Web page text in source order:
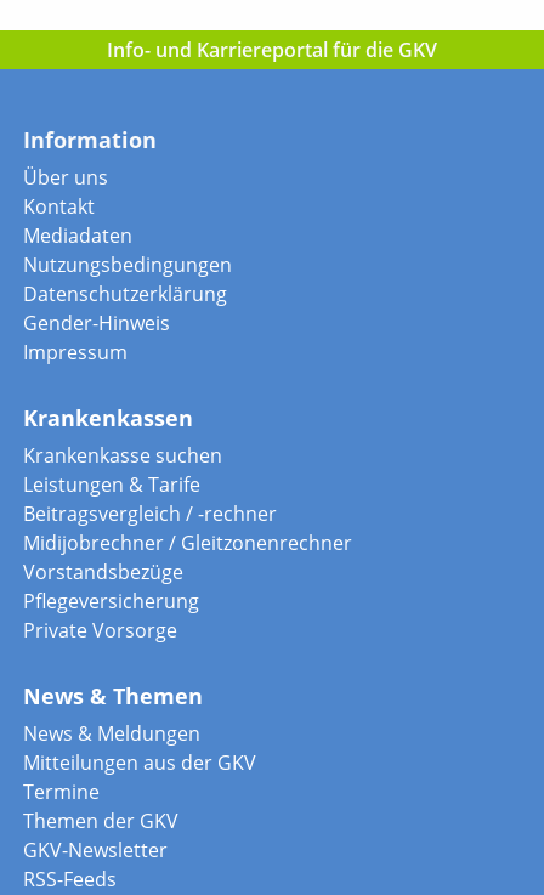
Info- und Karriereportal für die GKV
Information
Über uns
Kontakt
Mediadaten
Nutzungsbedingungen
Datenschutzerklärung
Gender-Hinweis
Impressum
Krankenkassen
Krankenkasse suchen
Leistungen & Tarife
Beitragsvergleich / -rechner
Midijobrechner / Gleitzonenrechner
Vorstandsbezüge
Pflegeversicherung
Private Vorsorge
News & Themen
News & Meldungen
Mitteilungen aus der GKV
Termine
Themen der GKV
GKV-Newsletter
RSS-Feeds